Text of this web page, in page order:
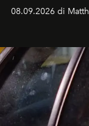
08.09.2026 di